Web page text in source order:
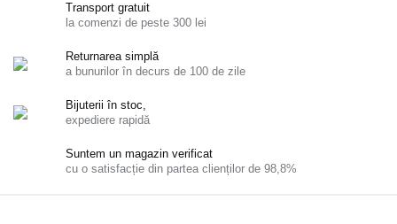
Transport gratuit
la comenzi de peste 300 lei
Returnarea simplă
a bunurilor în decurs de 100 de zile
Bijuterii în stoc,
expediere rapidă
Suntem un magazin verificat
cu o satisfacție din partea clienților de 98,8%